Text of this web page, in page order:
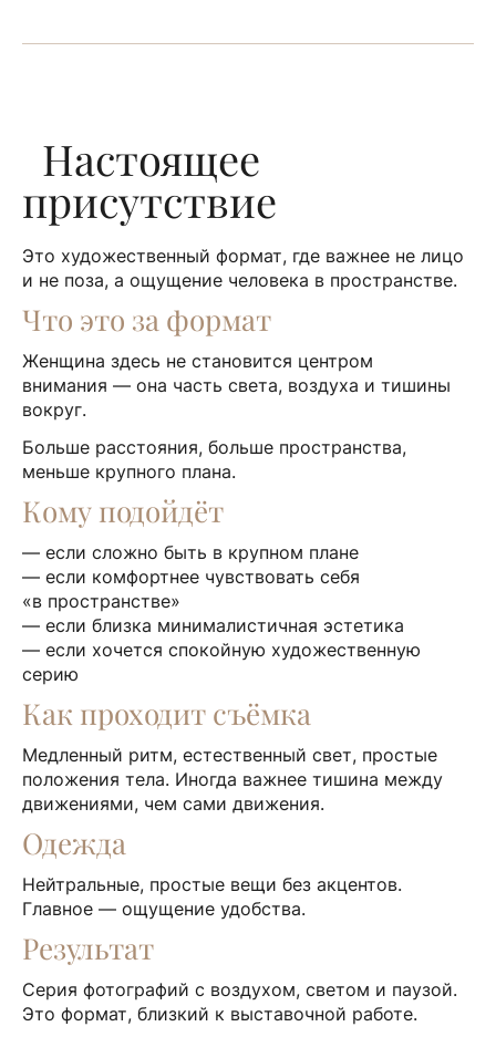
Настоящее
присутствие
Это художественный формат, где важнее не лицо
и не поза, а ощущение человека в пространстве.
Что это за формат
Женщина здесь не становится центром
внимания — она часть света, воздуха и тишины
вокруг.
Больше расстояния, больше пространства,
меньше крупного плана.
Кому подойдёт
— если сложно быть в крупном плане
— если комфортнее чувствовать себя
«в пространстве»
— если близка минималистичная эстетика
— если хочется спокойную художественную
серию
Как проходит съёмка
Медленный ритм, естественный свет, простые
положения тела. Иногда важнее тишина между
движениями, чем сами движения.
Одежда
Нейтральные, простые вещи без акцентов.
Главное — ощущение удобства.
Результат
Серия фотографий с воздухом, светом и паузой.
Это формат, близкий к выставочной работе.